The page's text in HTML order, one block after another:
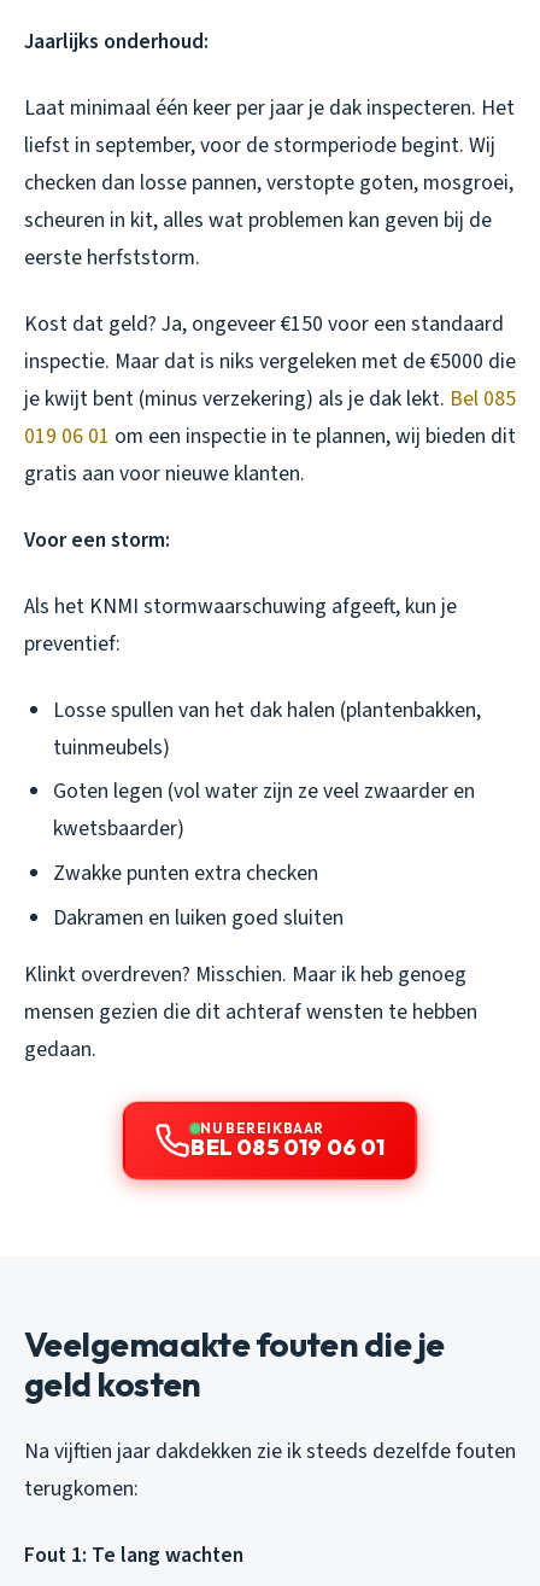
Jaarlijks onderhoud:
Laat minimaal één keer per jaar je dak inspecteren. Het
liefst in september, voor de stormperiode begint. Wij
checken dan losse pannen, verstopte goten, mosgroei,
scheuren in kit, alles wat problemen kan geven bij de
eerste herfststorm.
Kost dat geld? Ja, ongeveer €150 voor een standaard
inspectie. Maar dat is niks vergeleken met de €5000 die
je kwijt bent (minus verzekering) als je dak lekt. Bel 085
019 06 01 om een inspectie in te plannen, wij bieden dit
gratis aan voor nieuwe klanten.
Voor een storm:
Als het KNMI stormwaarschuwing afgeeft, kun je
preventief:
Losse spullen van het dak halen (plantenbakken,
tuinmeubels)
Goten legen (vol water zijn ze veel zwaarder en
kwetsbaarder)
Zwakke punten extra checken
Dakramen en luiken goed sluiten
Klinkt overdreven? Misschien. Maar ik heb genoeg
mensen gezien die dit achteraf wensten te hebben
gedaan.
NU BEREIKBAAR
BEL 085 019 06 01
Veelgemaakte fouten die je
geld kosten
Na vijftien jaar dakdekken zie ik steeds dezelfde fouten
terugkomen:
Fout 1: Te lang wachten